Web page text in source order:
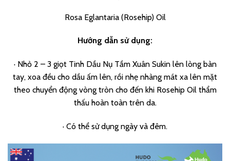
Rosa Eglantaria (Rosehip) Oil
Hướng dẫn sử dụng:
· Nhỏ 2 – 3 giọt Tinh Dầu Nụ Tầm Xuân Sukin lên lòng bàn
tay, xoa đều cho dầu ấm lên, rồi nhẹ nhàng mát xa lên mặt
theo chuyển động vòng tròn cho đến khi Rosehip Oil thẩm
thấu hoàn toàn trên da.
· Có thể sử dụng ngày và đêm.